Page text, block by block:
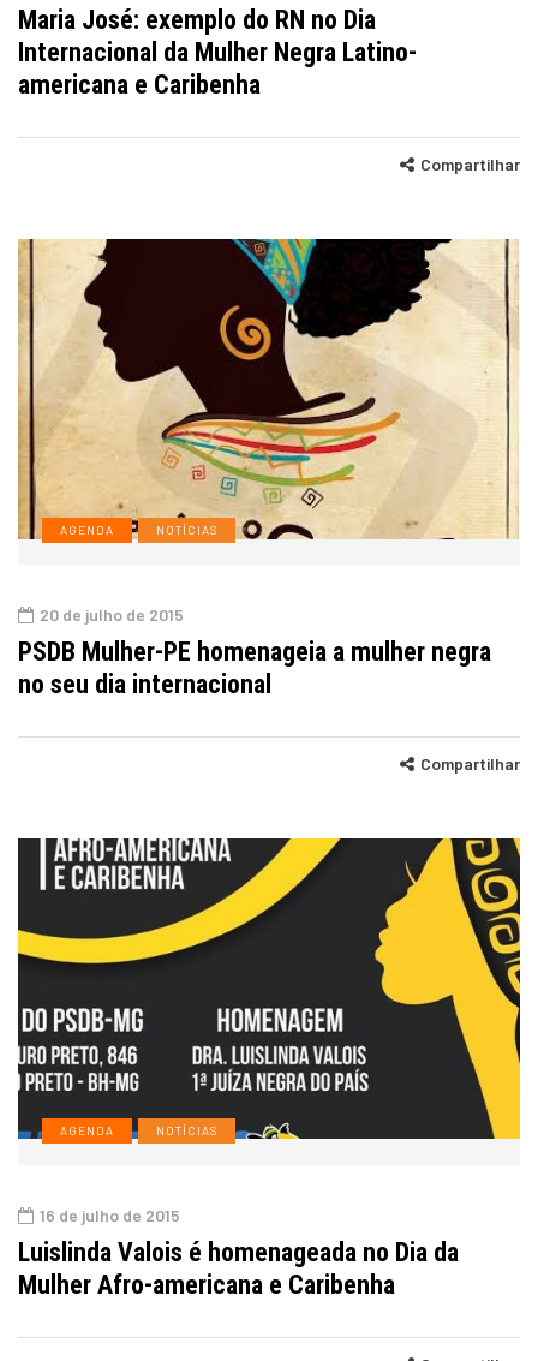
Maria José: exemplo do RN no Dia
Internacional da Mulher Negra Latino-
americana e Caribenha
Compartilhar
AGENDA NOTÍCIAS
20 de julho de 2015
PSDB Mulher-PE homenageia a mulher negra
no seu dia internacional
Compartilhar
AGENDA NOTÍCIAS
16 de julho de 2015
Luislinda Valois é homenageada no Dia da
Mulher Afro-americana e Caribenha